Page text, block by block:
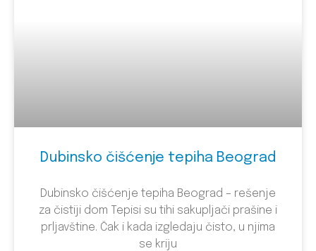
Dubinsko čišćenje tepiha Beograd
Dubinsko čišćenje tepiha Beograd – rešenje
za čistiji dom Tepisi su tihi sakupljači prašine i
prljavštine. Čak i kada izgledaju čisto, u njima
se kriju